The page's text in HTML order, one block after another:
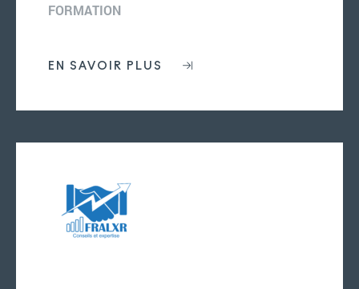
FORMATION
EN SAVOIR PLUS